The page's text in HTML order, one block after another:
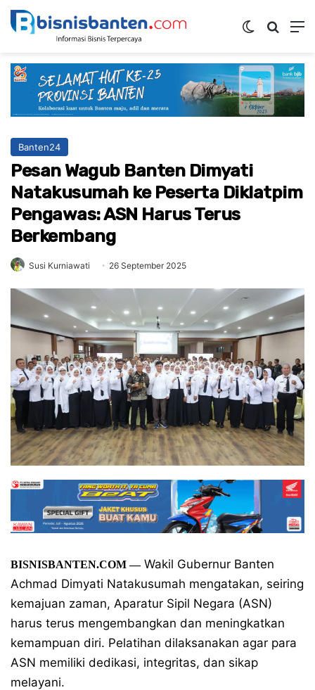
Switch skin
Banten24
Pesan Wagub Banten Dimyati
Natakusumah ke Peserta Diklatpim
Pengawas: ASN Harus Terus
Berkembang
Susi Kurniawati 26 September 2025
BISNISBANTEN.COM—Wakil Gubernur Banten
Achmad Dimyati Natakusumah mengatakan, seiring
kemajuan zaman, Aparatur Sipil Negara (ASN)
harus terus mengembangkan dan meningkatkan
kemampuan diri. Pelatihan dilaksanakan agar para
ASN memiliki dedikasi, integritas, dan sikap
melayani.